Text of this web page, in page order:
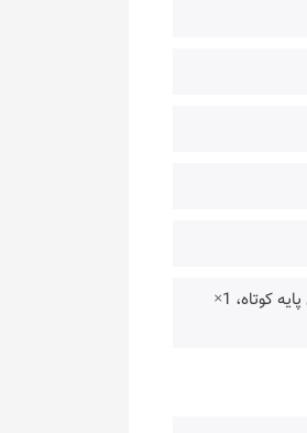
کابل USB بافته شده، کیف، 1× جفت پدال پشت، 1× جفت پدال نیمه گنبدی پشت، 1× جفت سر دکمه گنبدی پایه کوتاه، 1×